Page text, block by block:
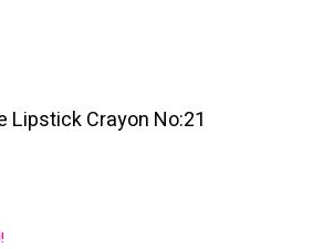
Lipstick Crayon No:21